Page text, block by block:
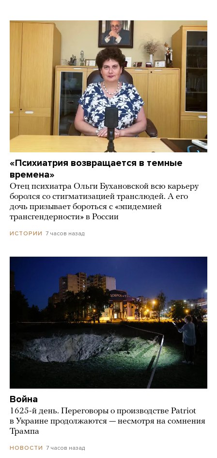
«Психиатрия возвращается в темные
времена»
Отец психиатра Ольги Бухановской всю карьеру
боролся со стигматизацией транслюдей. А его
дочь призывает бороться с «эпидемией
трансгендерности» в России
ИСТОРИИ 7 часов назад
Война
1625-й день. Переговоры о производстве Patriot
в Украине продолжаются — несмотря на сомнения
Трампа
НОВОСТИ 7 часов назад